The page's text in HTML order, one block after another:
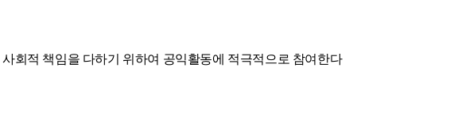
사회적 책임을 다하기 위하여 공익활동에 적극적으로 참여한다